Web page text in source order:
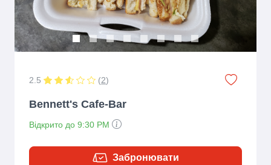
2.5 (2)
Bennett's Cafe-Bar
Відкрито до 9:30 PM
Забронювати